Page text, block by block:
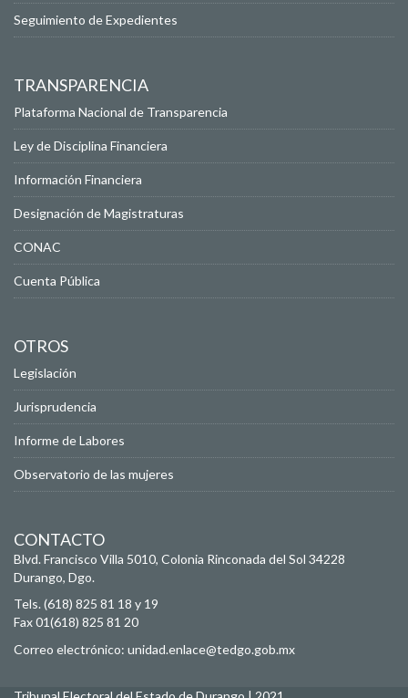
Seguimiento de Expedientes
TRANSPARENCIA
Plataforma Nacional de Transparencia
Ley de Disciplina Financiera
Información Financiera
Designación de Magistraturas
CONAC
Cuenta Pública
OTROS
Legislación
Jurisprudencia
Informe de Labores
Observatorio de las mujeres
CONTACTO
Blvd. Francisco Villa 5010, Colonia Rinconada del Sol 34228
Durango, Dgo.
Tels. (618) 825 81 18 y 19
Fax 01(618) 825 81 20
Correo electrónico: unidad.enlace@tedgo.gob.mx